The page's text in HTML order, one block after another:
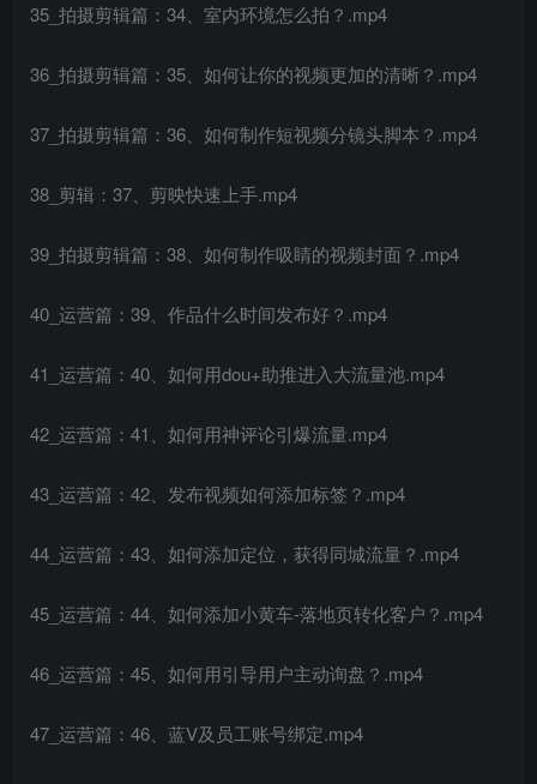
35_拍摄剪辑篇：34、室内环境怎么拍？.mp4
36_拍摄剪辑篇：35、如何让你的视频更加的清晰？.mp4
37_拍摄剪辑篇：36、如何制作短视频分镜头脚本？.mp4
38_剪辑：37、剪映快速上手.mp4
39_拍摄剪辑篇：38、如何制作吸睛的视频封面？.mp4
40_运营篇：39、作品什么时间发布好？.mp4
41_运营篇：40、如何用dou+助推进入大流量池.mp4
42_运营篇：41、如何用神评论引爆流量.mp4
43_运营篇：42、发布视频如何添加标签？.mp4
44_运营篇：43、如何添加定位，获得同城流量？.mp4
45_运营篇：44、如何添加小黄车-落地页转化客户？.mp4
46_运营篇：45、如何用引导用户主动询盘？.mp4
47_运营篇：46、蓝V及员工账号绑定.mp4